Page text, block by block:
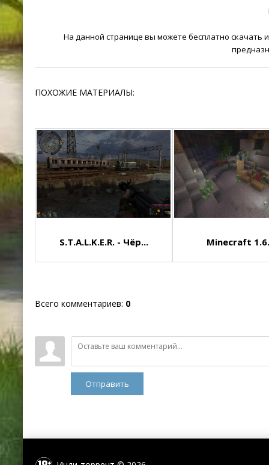
На данной странице вы можете бесплатно скачать
ПОХОЖИЕ МАТЕРИАЛЫ:
S.T.A.L.K.E.R. - Чёр... Minecraft
Всего комментариев: 0
Отправить